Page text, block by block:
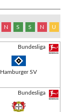
N S S N U
Bundesliga
Hamburger SV
Bundesliga